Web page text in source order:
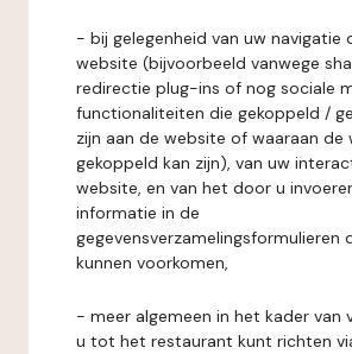
- bij gelegenheid van uw navigatie
website (bijvoorbeeld vanwege
redirectie plug-ins of nog sociale
functionaliteiten die gekoppeld /
zijn aan de website of waaraan de
gekoppeld kan zijn), van uw
website, en van het door u
informatie in de
gegevensverzamelingsformulieren
kunnen voorkomen,
- meer algemeen in het kader van
u tot het restaurant kunt richten